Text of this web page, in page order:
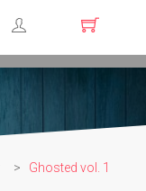
> Ghosted vol. 1